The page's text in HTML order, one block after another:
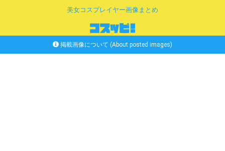
美女コスプレイヤー画像まとめ
掲載画像について (About posted images)